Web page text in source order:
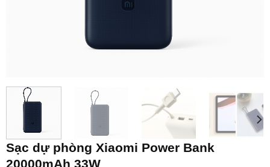
Sạc dự phòng Xiaomi Power Bank
20000mAh 33W